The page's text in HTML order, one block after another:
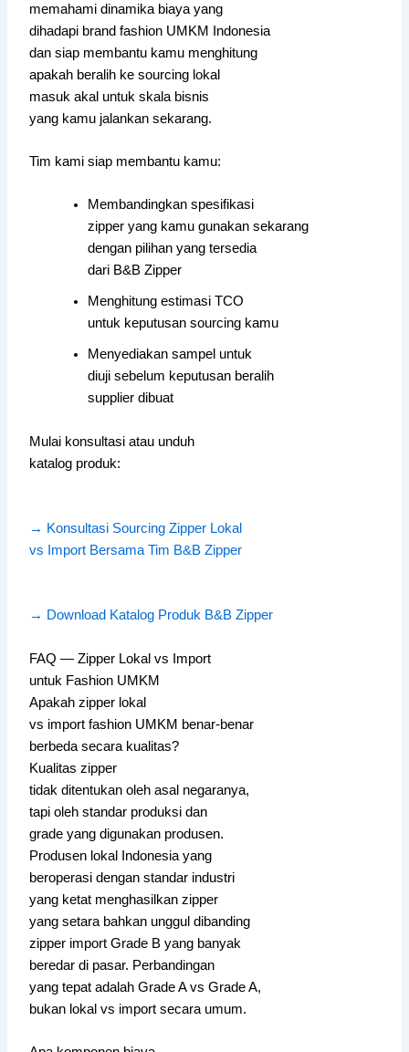
memahami dinamika biaya yang
dihadapi brand fashion UMKM Indonesia
dan siap membantu kamu menghitung
apakah beralih ke sourcing lokal
masuk akal untuk skala bisnis
yang kamu jalankan sekarang.
Tim kami siap membantu kamu:
Membandingkan spesifikasi
zipper yang kamu gunakan sekarang
dengan pilihan yang tersedia
dari B&B Zipper
Menghitung estimasi TCO
untuk keputusan sourcing kamu
Menyediakan sampel untuk
diuji sebelum keputusan beralih
supplier dibuat
Mulai konsultasi atau unduh
katalog produk:
→ Konsultasi Sourcing Zipper Lokal
vs Import Bersama Tim B&B Zipper
→ Download Katalog Produk B&B Zipper
FAQ — Zipper Lokal vs Import
untuk Fashion UMKM
Apakah zipper lokal
vs import fashion UMKM benar-benar
berbeda secara kualitas?
Kualitas zipper
tidak ditentukan oleh asal negaranya,
tapi oleh standar produksi dan
grade yang digunakan produsen.
Produsen lokal Indonesia yang
beroperasi dengan standar industri
yang ketat menghasilkan zipper
yang setara bahkan unggul dibanding
zipper import Grade B yang banyak
beredar di pasar. Perbandingan
yang tepat adalah Grade A vs Grade A,
bukan lokal vs import secara umum.